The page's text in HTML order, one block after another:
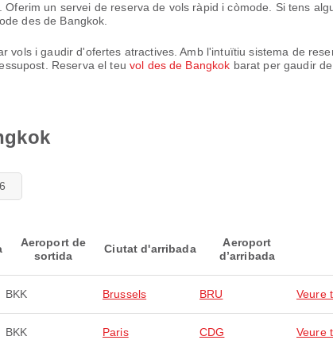
un servei de reserva de vols ràpid i còmode. Si tens
des de Bangkok.
vols i gaudir d'ofertes atractives. Amb l'intuïtiu sistema de
Reserva el teu vol des de Bangkok barat per gaudir
Aeroport de
sortida
Ciutat d'arribada
Aeroport
d’arribada
BKK Brussels BRU Veure
BKK Paris CDG Veure